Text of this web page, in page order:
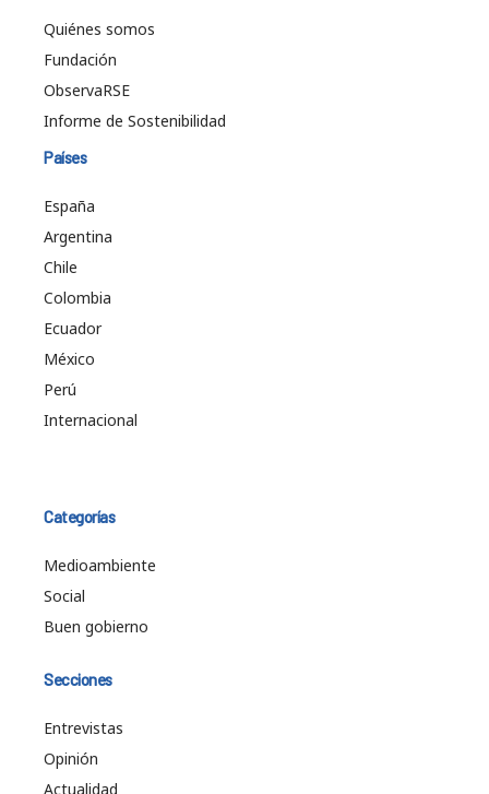
Quiénes somos
Fundación
ObservaRSE
Informe de Sostenibilidad
Países
España
Argentina
Chile
Colombia
Ecuador
México
Perú
Internacional
Categorías
Medioambiente
Social
Buen gobierno
Secciones
Entrevistas
Opinión
Actualidad